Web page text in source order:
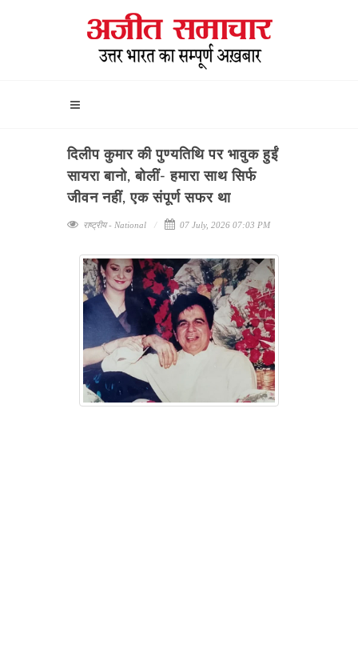
दिलीप कुमार की पुण्यतिथि पर भावुक हुईं
सायरा बानो, बोलीं- हमारा साथ सिर्फ
जीवन नहीं, एक संपूर्ण सफर था
राष्ट्रीय - National 07 July, 2026 07:03 PM